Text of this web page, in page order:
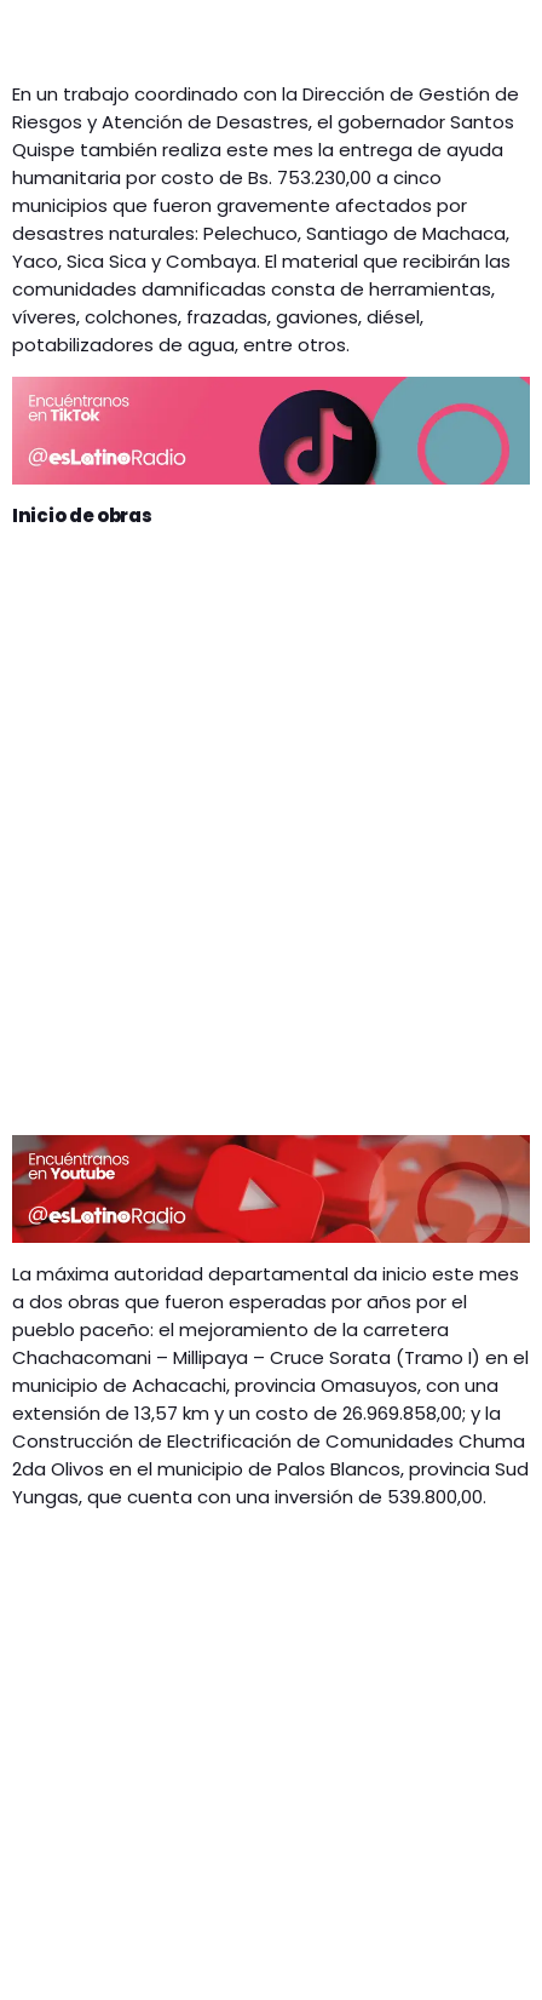
En un trabajo coordinado con la Dirección de Gestión de
Riesgos y Atención de Desastres, el gobernador Santos
Quispe también realiza este mes la entrega de ayuda
humanitaria por costo de Bs. 753.230,00 a cinco
municipios que fueron gravemente afectados por
desastres naturales: Pelechuco, Santiago de Machaca,
Yaco, Sica Sica y Combaya. El material que recibirán las
comunidades damnificadas consta de herramientas,
víveres, colchones, frazadas, gaviones, diésel,
potabilizadores de agua, entre otros.
Inicio de obras
La máxima autoridad departamental da inicio este mes
a dos obras que fueron esperadas por años por el
pueblo paceño: el mejoramiento de la carretera
Chachacomani – Millipaya – Cruce Sorata (Tramo I) en el
municipio de Achacachi, provincia Omasuyos, con una
extensión de 13,57 km y un costo de 26.969.858,00; y la
Construcción de Electrificación de Comunidades Chuma
2da Olivos en el municipio de Palos Blancos, provincia Sud
Yungas, que cuenta con una inversión de 539.800,00.